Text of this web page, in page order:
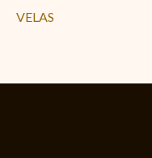
VELAS